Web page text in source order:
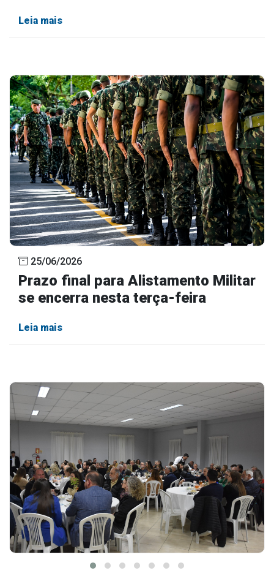
Leia mais
25/06/2026
Prazo final para Alistamento Militar
se encerra nesta terça-feira
Leia mais